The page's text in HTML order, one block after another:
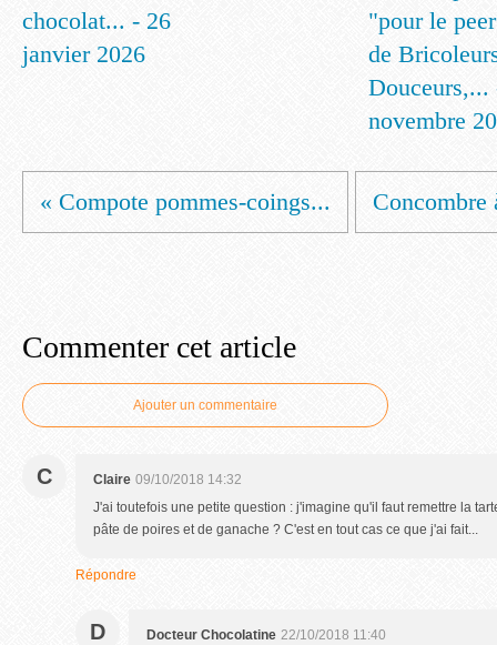
chocolat... - 26
janvier 2026
"pour le
de
Douceurs,...
novembre
« Compote pommes-coings... Concombre
Commenter cet article
Ajouter un commentaire
C Claire 09/10/2018 14:32
J'ai toutefois une petite question : j'imagine qu'il faut remettre la
pâte de poires et de ganache ? C'est en tout cas ce que j'ai fait...
Répondre
D Docteur Chocolatine 22/10/2018 11:40